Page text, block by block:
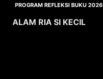
PROGRAM REFLEKSI BUKU 2026
ALAM RIA SI KECIL